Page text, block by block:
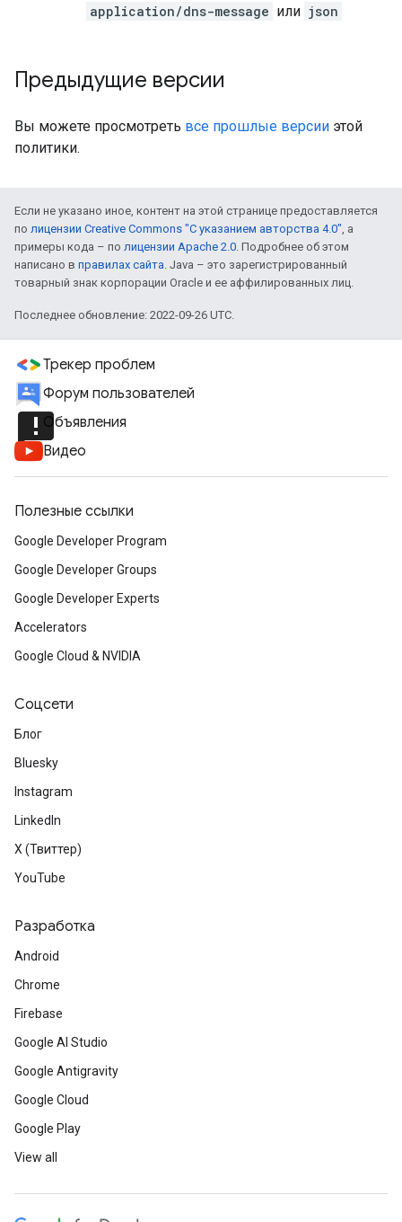
application/dns-message или json
Предыдущие версии
Вы можете просмотреть все прошлые версии этой
политики.
Если не указано иное, контент на этой странице предоставляется
по лицензии Creative Commons "С указанием авторства 4.0", а
примеры кода – по лицензии Apache 2.0. Подробнее об этом
написано в правилах сайта. Java – это зарегистрированный
товарный знак корпорации Oracle и ее аффилированных лиц.
Последнее обновление: 2022-09-26 UTC.
Трекер проблем
Форум пользователей
announcementОбъявления
Видео
Полезные ссылки
Google Developer Program
Google Developer Groups
Google Developer Experts
Accelerators
Google Cloud & NVIDIA
Соцсети
Блог
Bluesky
Instagram
LinkedIn
X (Твиттер)
YouTube
Разработка
Android
Chrome
Firebase
Google AI Studio
Google Antigravity
Google Cloud
Google Play
View all